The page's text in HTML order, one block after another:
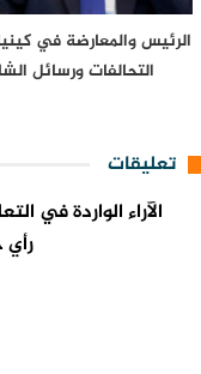
الرئيس والمعارضة في
التحالفات ورسائل
تعليقات
الآراء الواردة في
رأي